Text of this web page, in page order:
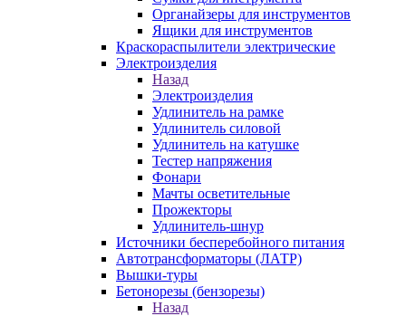
Органайзеры для инструментов
Ящики для инструментов
Краскораспылители электрические
Электроизделия
Назад
Электроизделия
Удлинитель на рамке
Удлинитель силовой
Удлинитель на катушке
Тестер напряжения
Фонари
Мачты осветительные
Прожекторы
Удлинитель-шнур
Источники бесперебойного питания
Автотрансформаторы (ЛАТР)
Вышки-туры
Бетонорезы (бензорезы)
Назад